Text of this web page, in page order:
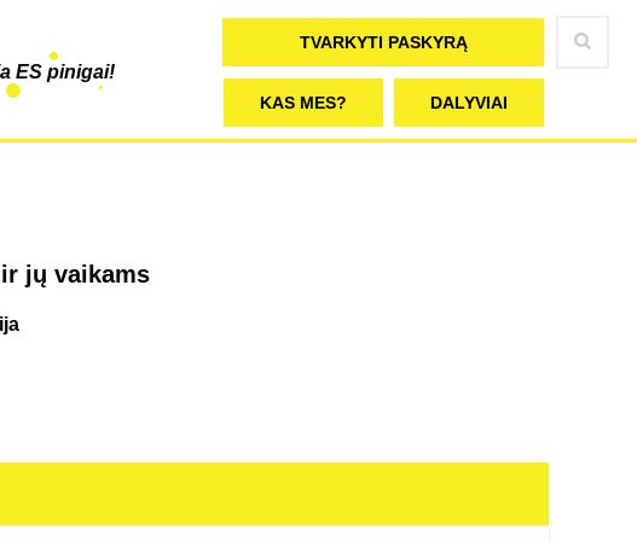
ES pinigai!
TVARKYTI PASKYRĄ
KAS MES? DALYVIAI
jų vaikams